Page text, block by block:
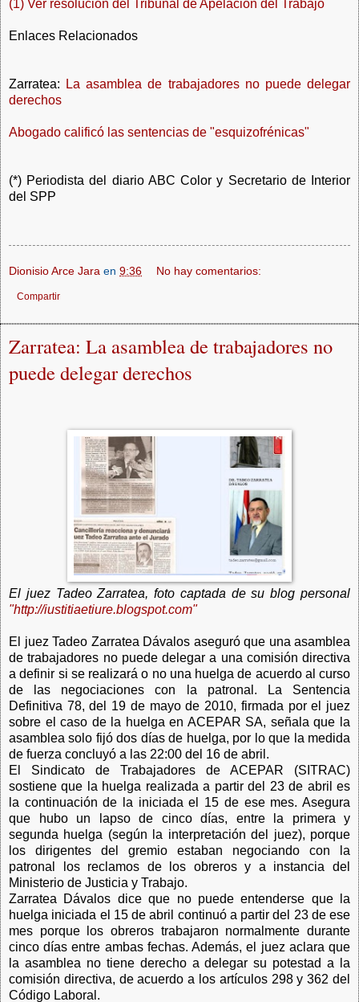
(1) Ver resolución del Tribunal de Apelación del Trabajo
Enlaces Relacionados
Zarratea:
La asamblea de trabajadores no puede delegar
derechos
Abogado calificó las sentencias de "esquizofrénicas"
(*) Periodista del diario ABC Color y Secretario de Interior
del SPP
Dionisio Arce Jara en 9:36 No hay comentarios:
Compartir
Zarratea: La asamblea de trabajadores no
puede delegar derechos
El juez Tadeo Zarratea, foto captada de su blog personal
"http://iustitiaetiure.blogspot.com"
El juez Tadeo Zarratea Dávalos aseguró que una asamblea
de trabajadores no puede delegar a una comisión directiva
a definir si se realizará o no una huelga de acuerdo al curso
de las negociaciones con la patronal. La Sentencia
Definitiva 78, del 19 de mayo de 2010, firmada por el juez
sobre el caso de la huelga en ACEPAR SA, señala que la
asamblea solo fijó dos días de huelga, por lo que la medida
de fuerza concluyó a las 22:00 del 16 de abril.
El Sindicato de Trabajadores de ACEPAR (SITRAC)
sostiene que la huelga realizada a partir del 23 de abril es
la continuación de la iniciada el 15 de ese mes. Asegura
que hubo un lapso de cinco días, entre la primera y
segunda huelga (según la interpretación del juez), porque
los dirigentes del gremio estaban negociando con la
patronal los reclamos de los obreros y a instancia del
Ministerio de Justicia y Trabajo.
Zarratea Dávalos dice que no puede entenderse que la
huelga iniciada el 15 de abril continuó a partir del 23 de ese
mes porque los obreros trabajaron normalmente durante
cinco días entre ambas fechas. Además, el juez aclara que
la asamblea no tiene derecho a delegar su potestad a la
comisión directiva, de acuerdo a los artículos 298 y 362 del
Código Laboral.